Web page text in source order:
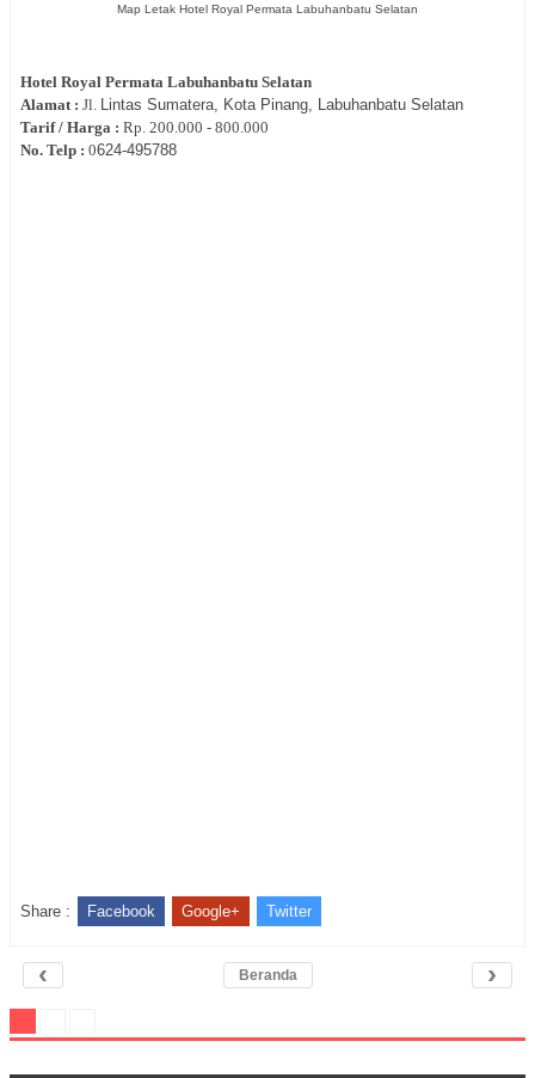
Map Letak Hotel Royal Permata Labuhanbatu Selatan
Hotel Royal Permata Labuhanbatu Selatan
Alamat : Jl. Lintas Sumatera, Kota Pinang, Labuhanbatu Selatan
Tarif / Harga : Rp. 200.000 - 800.000
No. Telp : 0624-495788
Share : Facebook Google+ Twitter
‹ ›
Beranda